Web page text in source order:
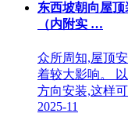
东西坡朝向屋顶
（内附实 …
众所周知,屋顶
着较大影响。
方向安装,这样
2025-11